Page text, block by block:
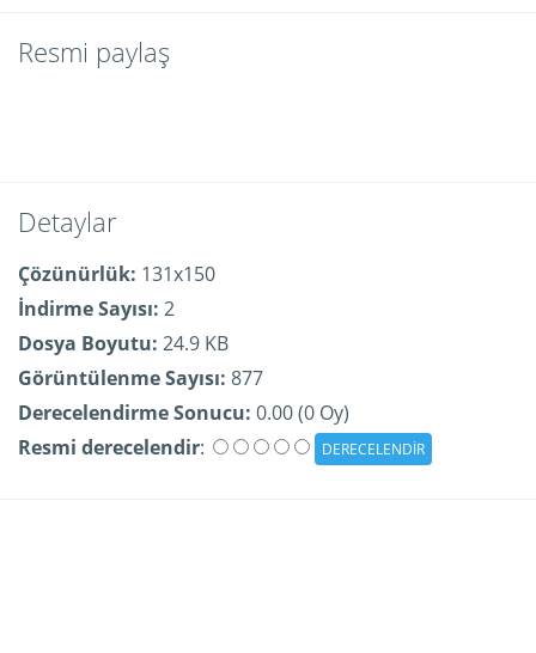
Resmi paylaş
Detaylar
Çözünürlük: 131x150
İndirme Sayısı: 2
Dosya Boyutu: 24.9 KB
Görüntülenme Sayısı: 877
Derecelendirme Sonucu: 0.00 (0 Oy)
Resmi derecelendir: